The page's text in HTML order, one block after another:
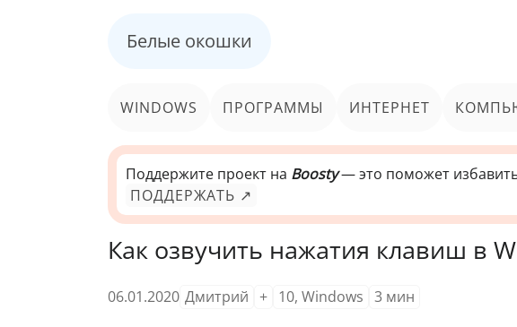
Белые окошки
WINDOWS ПРОГРАММЫ ИНТЕРНЕТ
Поддержите проект на Boosty— это поможет
ПОДДЕРЖАТЬ ↗
Как озвучить нажатия клавиш в
06.01.2020 Дмитрий + 10, Windows 3 мин